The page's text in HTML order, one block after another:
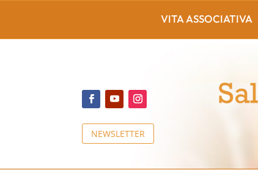
NEWSLETTER
VITA ASSOCIATIVA